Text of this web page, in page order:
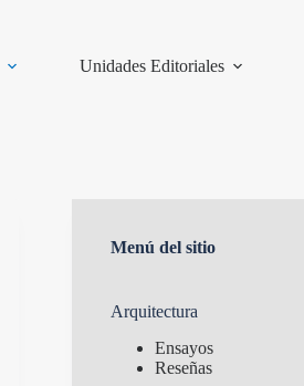
Unidades Editoriales
Menú del sitio
Arquitectura
Ensayos
Reseñas